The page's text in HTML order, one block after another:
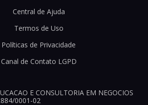
Central de Ajuda
Termos de Uso
Políticas de Privacidade
Canal de Contato LGPD
E CONSULTORIA EM NEGOCIOS
0001-02